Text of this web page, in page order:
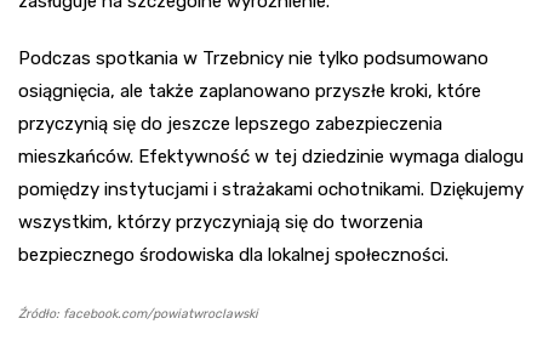
Podczas spotkania w Trzebnicy nie tylko podsumowano
osiągnięcia, ale także zaplanowano przyszłe kroki, które
przyczynią się do jeszcze lepszego zabezpieczenia
mieszkańców. Efektywność w tej dziedzinie wymaga dialogu
pomiędzy instytucjami i strażakami ochotnikami. Dziękujemy
wszystkim, którzy przyczyniają się do tworzenia
bezpiecznego środowiska dla lokalnej społeczności.
Źródło: facebook.com/powiatwroclawski